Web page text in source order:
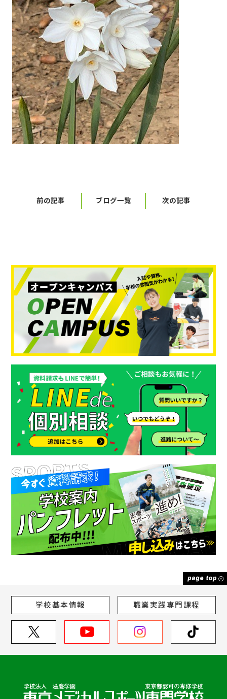
前の記事 ブログ一覧 次の記事
学校基本情報 職業実践専門課程